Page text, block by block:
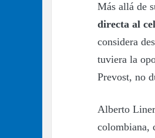
Más allá de
directa al
considera
tuviera la
Prevost, no
Alberto
colombiana,